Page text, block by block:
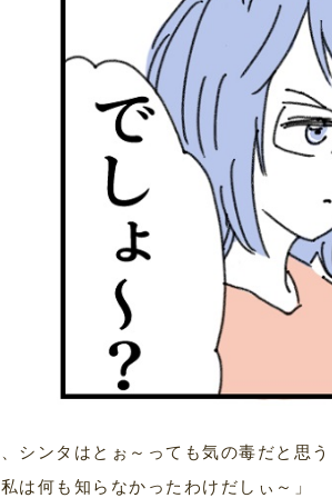
、シンタはとぉ～っても気の毒だと思
は何も知らなかったわけだしぃ～」